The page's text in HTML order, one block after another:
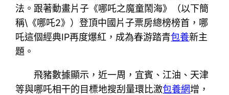
法。跟著動畫片子《哪吒之魔童鬧海》（以下簡
稱\《哪吒2》）登頂中國片子票房總榜榜首，哪
吒這個經典IP再度爆紅，成為春游踏青包養新主
題。
飛豬數據顯示，近一周，宜賓、江油、天津
等與哪吒相干的目標地搜刮量環比激包養網增，